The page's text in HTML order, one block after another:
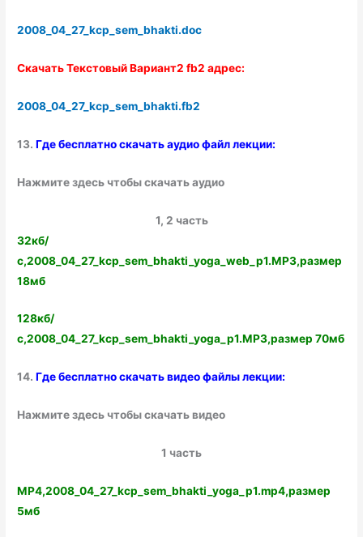
2008_04_27_kcp_sem_bhakti.doc
Скачать Текстовый Вариант2 fb2 адрес:
2008_04_27_kcp_sem_bhakti.fb2
13.Где бесплатно скачать аудио файл лекции:
Нажмите здесь чтобы скачать аудио
1, 2 часть
32кб/
с,2008_04_27_kcp_sem_bhakti_yoga_web_p1.MP3,размер
18мб
128кб/
с,2008_04_27_kcp_sem_bhakti_yoga_p1.MP3,размер 70мб
14.Где бесплатно скачать видео файлы лекции:
Нажмите здесь чтобы скачать видео
1 часть
MP4,2008_04_27_kcp_sem_bhakti_yoga_p1.mp4,размер
5мб